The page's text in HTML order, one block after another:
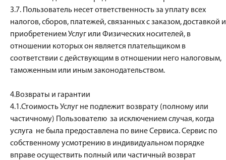
3.7. Пользователь несет ответственность за уплату всех
налогов, сборов, платежей, связанных с заказом, доставкой и
приобретением Услуг или Физических носителей, в
отношении которых он является плательщиком в
соответствии с действующим в отношении него налоговым,
таможенным или иным законодательством.
4.Возвраты и гарантии
4.1.Стоимость Услуг не подлежит возврату (полному или
частичному) Пользователю за исключением случая, когда
услуга не была предоставлена по вине Сервиса. Сервис по
собственному усмотрению в индивидуальном порядке
вправе осуществить полный или частичный возврат